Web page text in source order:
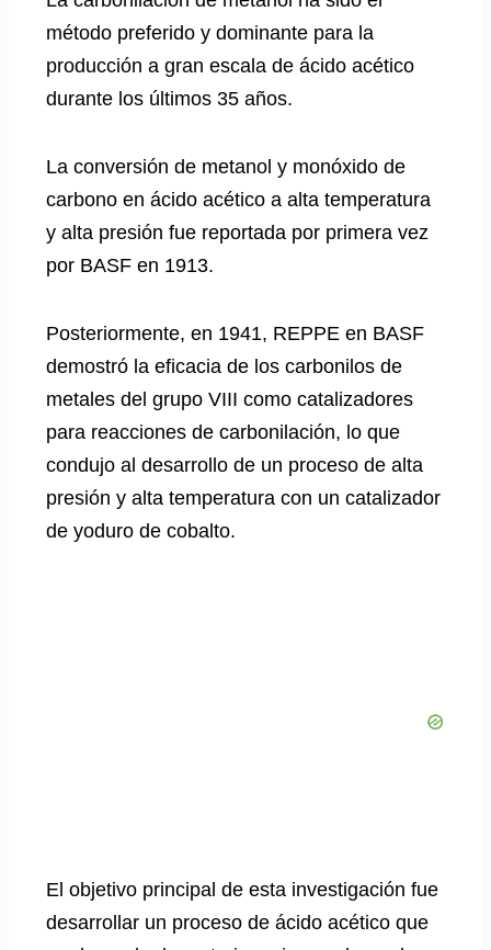
método preferido y dominante para la
producción a gran escala de ácido acético
durante los últimos 35 años.
La conversión de metanol y monóxido de
carbono en ácido acético a alta temperatura
y alta presión fue reportada por primera vez
por BASF en 1913.
Posteriormente, en 1941, REPPE en BASF
demostró la eficacia de los carbonilos de
metales del grupo VIII como catalizadores
para reacciones de carbonilación, lo que
condujo al desarrollo de un proceso de alta
presión y alta temperatura con un catalizador
de yoduro de cobalto.
El objetivo principal de esta investigación fue
desarrollar un proceso de ácido acético que